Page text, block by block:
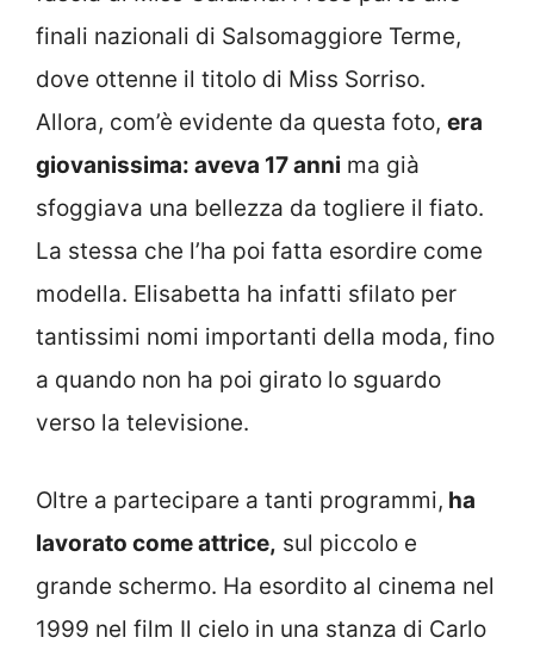
finali nazionali di Salsomaggiore Terme,
dove ottenne il titolo di Miss Sorriso.
Allora, com’è evidente da questa foto, era
giovanissima: aveva 17 anni ma già
sfoggiava una bellezza da togliere il fiato.
La stessa che l’ha poi fatta esordire come
modella. Elisabetta ha infatti sfilato per
tantissimi nomi importanti della moda, fino
a quando non ha poi girato lo sguardo
verso la televisione.
Oltre a partecipare a tanti programmi, ha
lavorato come attrice, sul piccolo e
grande schermo. Ha esordito al cinema nel
1999 nel film Il cielo in una stanza di Carlo